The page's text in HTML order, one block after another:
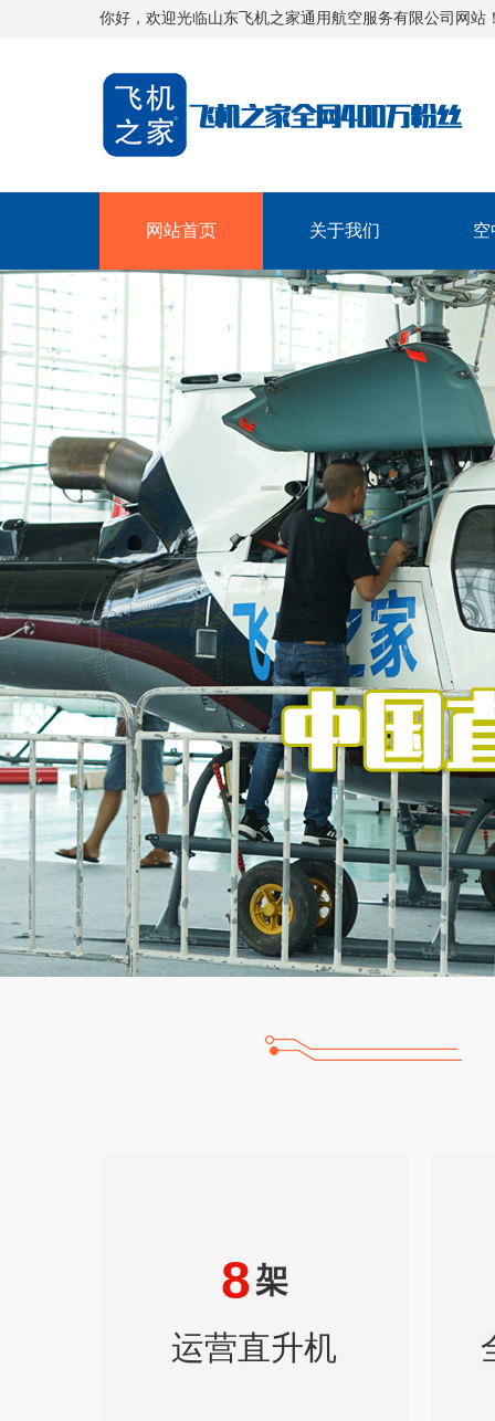
你好，欢迎光临山东飞机之家通用航空服务有限公司网站
网站首页 关于我们 空
8架
运营直升机